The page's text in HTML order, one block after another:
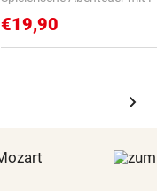
€19,90
chevron_right